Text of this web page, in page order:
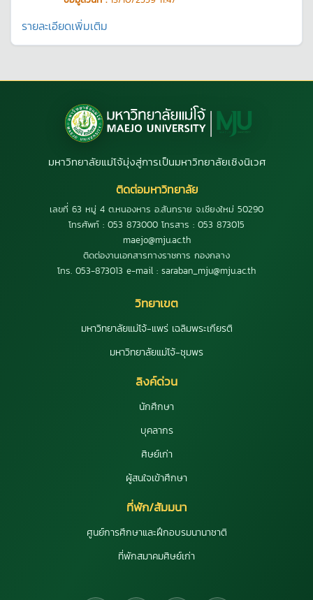
รายละเอียดเพิ่มเติม
มหาวิทยาลัยแม่โจ้มุ่งสู่การเป็นมหาวิทยาลัยเชิงนิเวศ
ติดต่อมหาวิทยาลัย
เลขที่ 63 หมู่ 4 ต.หนองหาร อ.สันทราย จ.เชียงใหม่ 50290
โทรศัพท์ : 053 873000 โทรสาร : 053 873015
maejo@mju.ac.th
ติดต่องานเอกสารทางราชการ กองกลาง
โทร. 053-873013 e-mail : saraban_mju@mju.ac.th
วิทยาเขต
มหาวิทยาลัยแม่โจ้-แพร่ เฉลิมพระเกียรติ
มหาวิทยาลัยแม่โจ้-ชุมพร
ลิงค์ด่วน
นักศึกษา
บุคลากร
ศิษย์เก่า
ผู้สนใจเข้าศึกษา
ที่พัก/สัมมนา
ศูนย์การศึกษาและฝึกอบรมนานาชาติ
ที่พักสมาคมศิษย์เก่า